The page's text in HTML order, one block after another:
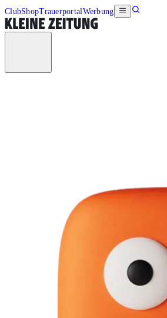
ClubShopTrauerportalWerbung